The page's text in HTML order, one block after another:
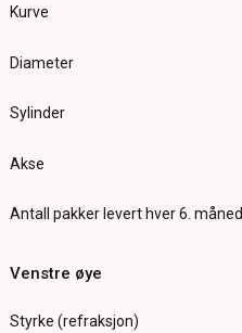
Kurve
Diameter
Sylinder
Akse
Antall pakker levert hver 6. måned
Venstre øye
Styrke (refraksjon)